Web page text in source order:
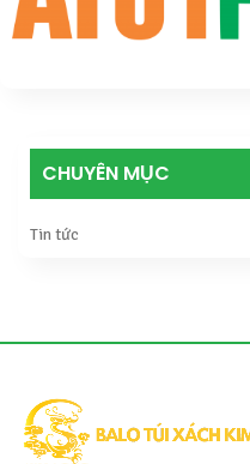
CHUYÊN MỤC
Tin tức